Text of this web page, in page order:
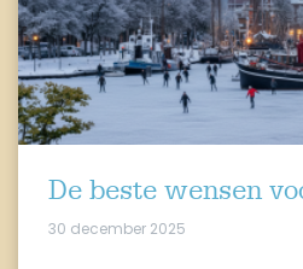
De beste wensen
30 december 2025